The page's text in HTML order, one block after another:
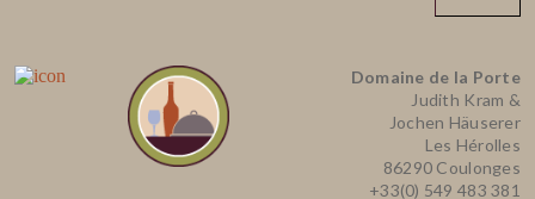
Domaine de la Porte
Judith Kram &
Jochen Häuserer
Les Hérolles
86290 Coulonges
+33(0) 549 483 381